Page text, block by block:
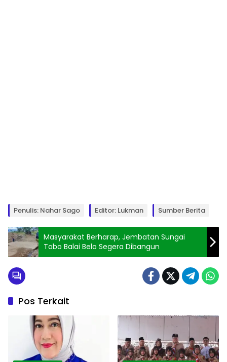
Penulis: Nahar Sago Editor: Lukman Sumber Berita
Masyarakat Berharap, Jembatan Sungai
Tobo Balai Belo Segera Dibangun
Pos Terkait